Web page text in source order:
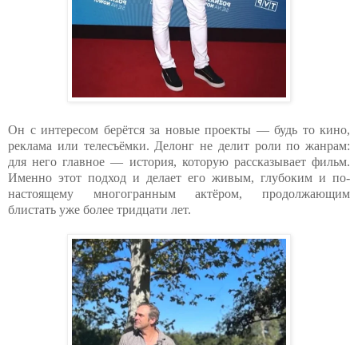
Он с интересом берётся за новые проекты — будь то кино,
реклама или телесъёмки. Делонг не делит роли по жанрам:
для него главное — история, которую рассказывает фильм.
Именно этот подход и делает его живым, глубоким и по-
настоящему многогранным актёром, продолжающим
блистать уже более тридцати лет.